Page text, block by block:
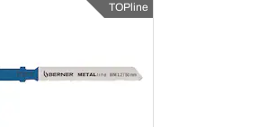
TOPline